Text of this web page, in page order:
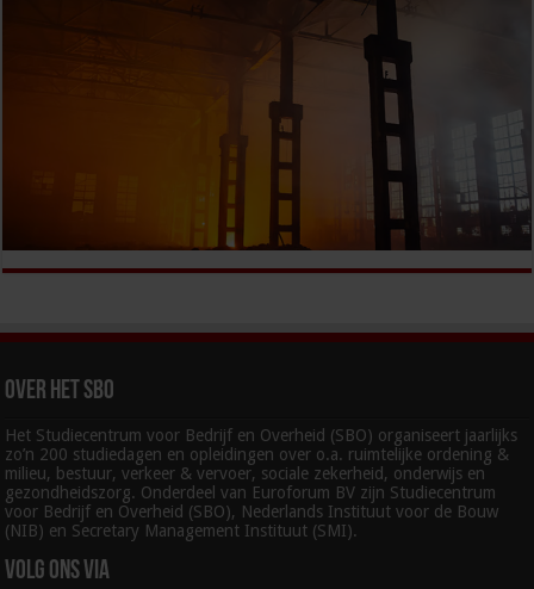
Over het SBO
Het Studiecentrum voor Bedrijf en Overheid (SBO) organiseert jaarlijks
zo’n 200 studiedagen en opleidingen over o.a. ruimtelijke ordening &
milieu, bestuur, verkeer & vervoer, sociale zekerheid, onderwijs en
gezondheidszorg. Onderdeel van Euroforum BV zijn Studiecentrum
voor Bedrijf en Overheid (SBO), Nederlands Instituut voor de Bouw
(NIB) en Secretary Management Instituut (SMI).
Volg ons via